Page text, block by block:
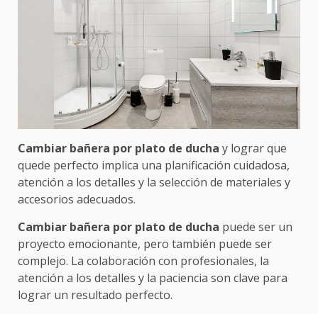
Cambiar bañera por plato de ducha y lograr que
quede perfecto implica una planificación cuidadosa,
atención a los detalles y la selección de materiales y
accesorios adecuados.
Cambiar bañera por plato de ducha puede ser un
proyecto emocionante, pero también puede ser
complejo. La colaboración con profesionales, la
atención a los detalles y la paciencia son clave para
lograr un resultado perfecto.